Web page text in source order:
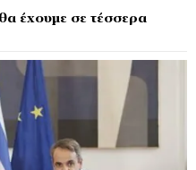
έχουμε σε τέσσερα